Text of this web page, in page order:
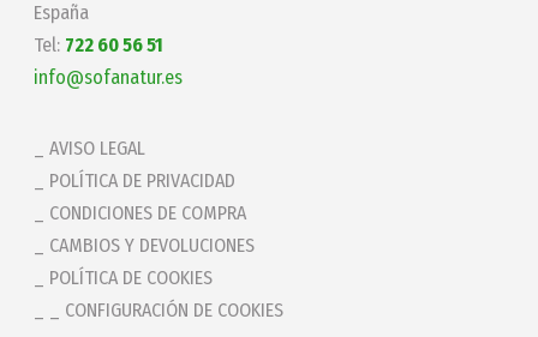
España
Tel: 722 60 56 51
info@sofanatur.es
AVISO LEGAL
POLÍTICA DE PRIVACIDAD
CONDICIONES DE COMPRA
CAMBIOS Y DEVOLUCIONES
POLÍTICA DE COOKIES
_ CONFIGURACIÓN DE COOKIES